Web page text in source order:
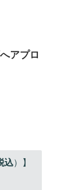
アプロ
込）】